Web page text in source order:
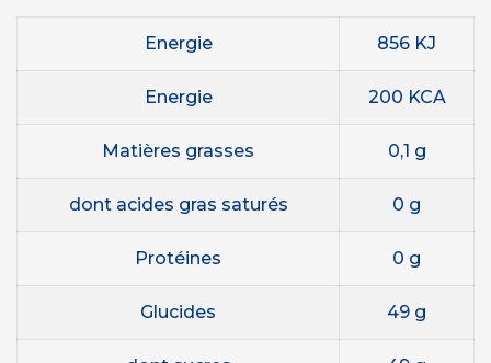
Energie 856 KJ
Energie 200 KCA
Matières grasses 0,1 g
dont acides gras saturés 0 g
Protéines 0 g
Glucides 49 g